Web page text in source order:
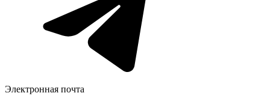
Электронная почта